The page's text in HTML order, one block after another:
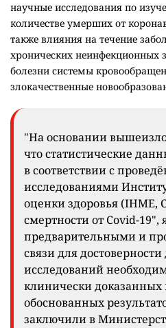
научные исследования по
количестве умерших от
также влияния на течение
хронических неинфекционных
болезни системы
злокачественные
"На основании
что статистические
в соответствии с
исследованиями
оценки здоровья
смертности от Covid-19",
предварительными и
связи для
исследований
клинически доказанных
обоснованных
заключили в